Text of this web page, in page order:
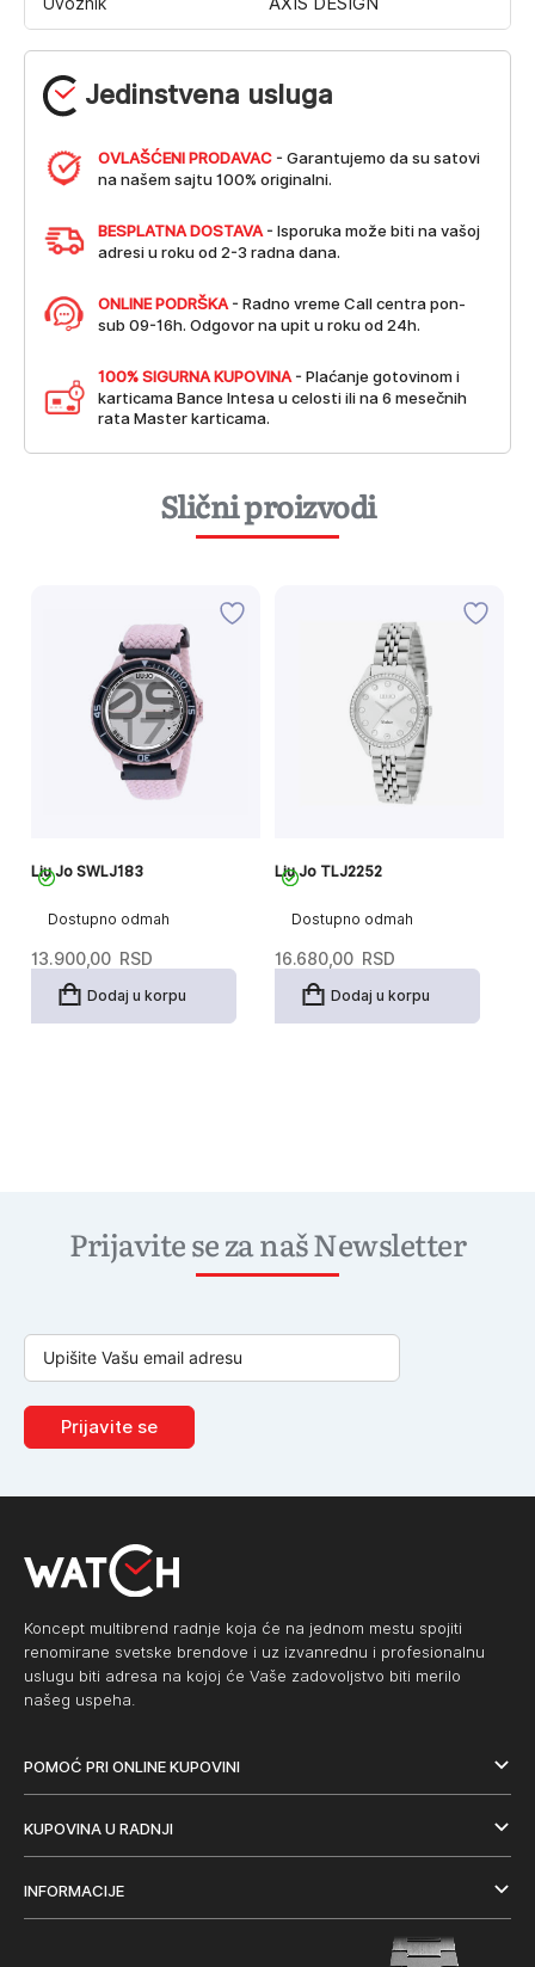
Jedinstvena usluga
OVLAŠĆENI PRODAVAC - Garantujemo da su satovi
na našem sajtu 100% originalni.
BESPLATNA DOSTAVA - Isporuka može biti na vašoj
adresi u roku od 2-3 radna dana.
ONLINE PODRŠKA - Radno vreme Call centra pon-
sub 09-16h. Odgovor na upit u roku od 24h.
100% SIGURNA KUPOVINA - Plaćanje gotovinom i
karticama Bance Intesa u celosti ili na 6 mesečnih
rata Master karticama.
Slični proizvodi
Dostupno odmah
Liu Jo SWLJ183
13.900,00 RSD
Dodaj u korpu
Dostupno odmah
Liu Jo TLJ2252
16.680,00 RSD
Dodaj u korpu
Prijavite se za naš Newsletter
Prijavite se
Koncept multibrend radnje koja će na jednom mestu spojiti
renomirane svetske brendove i uz izvanrednu i profesionalnu
uslugu biti adresa na kojoj će Vaše zadovoljstvo biti merilo
našeg uspeha.
POMOĆ PRI ONLINE KUPOVINI
KUPOVINA U RADNJI
INFORMACIJE